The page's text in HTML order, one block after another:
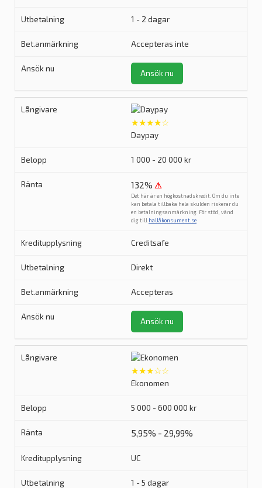
1 - 2 dagar
Accepteras inte
Ansök nu
★★★★☆
Daypay
1 000 - 20 000 kr
132% ⚠
Det här är en högkostnadskredit. Om du inte
kan betala tillbaka hela skulden riskerar du
en betalningsanmärkning. För stöd, vänd
dig till hallåkonsument.se
Creditsafe
Direkt
Accepteras
Ansök nu
★★★☆☆
Ekonomen
5 000 - 600 000 kr
5,95% - 29,99%
UC
1 - 5 dagar